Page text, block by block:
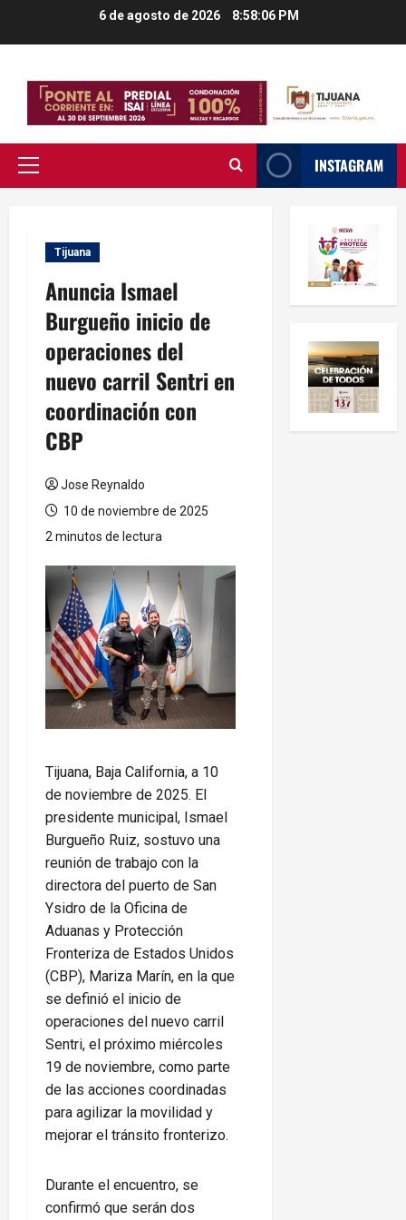
6 de agosto de 2026 8:58:07 PM
Menú
INSTAGRAM
Tijuana
Anuncia Ismael
Burgueño inicio de
operaciones del
nuevo carril Sentri en
coordinación con
CBP
Jose Reynaldo
10 de noviembre de 2025
2 minutos de lectura
Tijuana, Baja California, a 10
de noviembre de 2025. El
presidente municipal, Ismael
Burgueño Ruiz, sostuvo una
reunión de trabajo con la
directora del puerto de San
Ysidro de la Oficina de
Aduanas y Protección
Fronteriza de Estados Unidos
(CBP), Mariza Marín, en la que
se definió el inicio de
operaciones del nuevo carril
Sentri, el próximo miércoles
19 de noviembre, como parte
de las acciones coordinadas
para agilizar la movilidad y
mejorar el tránsito fronterizo.
Durante el encuentro, se
confirmó que serán dos